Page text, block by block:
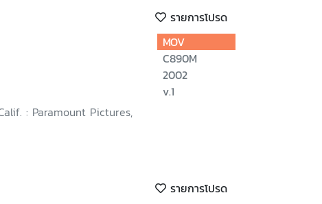
รายการโปรด
: Paramount Pictures,
MOV
C890M
2002
v.1
รายการโปรด